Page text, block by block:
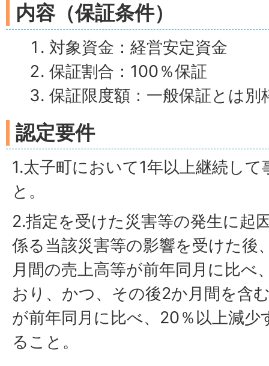
内容（保証条件）
対象資金：経営安定資金
保証割合：100％保証
保証限度額：一般保証とは
認定要件
1.太子町において1年以上継続し
と。
2.指定を受けた災害等の発生に起
係る当該災害等の影響を受けた後
月間の売上高等が前年同月に比べ
おり、かつ、その後2か月間を含
が前年同月に比べ、20％以上減
ること。